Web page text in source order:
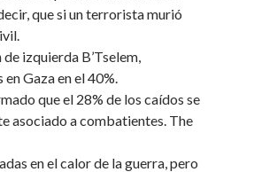
que si un terrorista murió
izquierda B’Tselem,
Gaza en el 40%.
que el 28% de los caídos se
asociado a combatientes. The
en el calor de la guerra, pero